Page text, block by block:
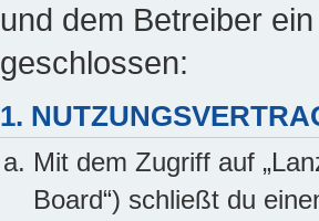
und dem Betreiber
geschlossen:
1.
Mit dem Zugriff auf
Board“) schließt du